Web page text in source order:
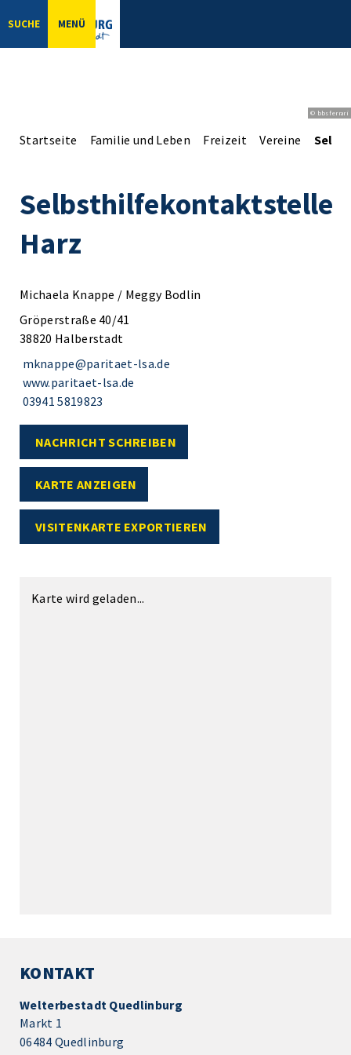
SUCHE MENÜ
© bbsferrari
Startseite Familie und Leben Freizeit Vereine
Selbsthilfekontaktstelle
Harz
Michaela Knappe / Meggy Bodlin
Gröperstraße 40/41
38820 Halberstadt
mknappe@paritaet-lsa.de
www.paritaet-lsa.de
03941 5819823
NACHRICHT SCHREIBEN
KARTE ANZEIGEN
VISITENKARTE EXPORTIEREN
Karte wird geladen...
KONTAKT
Welterbestadt Quedlinburg
Markt 1
06484 Quedlinburg